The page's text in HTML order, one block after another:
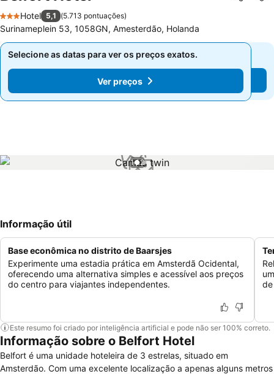
3 Estrelas
Hotel 5,1 (5.713 pontuações)
Surinameplein 53, 1058GN, Amesterdão, Holanda
Selecione as datas para ver os preços exatos.
Ver preços
Selecione as datas para ver os preços exatos.
Ver preços
1 / 2
Informação útil
Base econômica no distrito de Baarsjes
Experimente uma estadia prática em Amsterdã Ocidental,
oferecendo uma alternativa simples e acessível aos preços
do centro para viajantes independentes.
Este resumo foi criado por inteligência artificial e pode não ser 100% correto.
Informação sobre o Belfort Hotel
Belfort é uma unidade hoteleira de 3 estrelas, situado em
Amsterdão. Com uma excelente localização a apenas alguns metros